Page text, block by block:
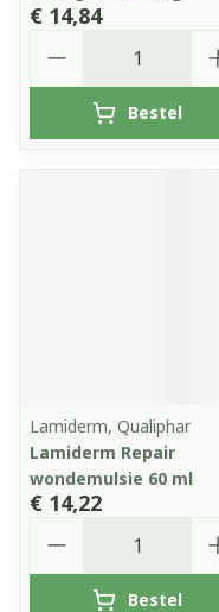
€ 14,84
Bestel
Lamiderm, Qualiphar
Lamiderm Repair
wondemulsie 60 ml
€ 14,22
Bestel